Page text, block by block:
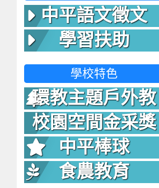
中平語文徵文
學習扶助
學校特色
環教主題戶外教
室
校園空間金采獎
中平棒球
食農教育